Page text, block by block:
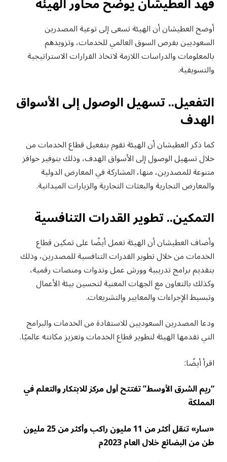
أوضح العطيشان أن الهيئة تسعى إلى توعية المصدرين
السعوديين بفرص السوق العالمي للخدمات، وتزويدهم
بالمعلومات والدراسات اللازمة لاتخاذ القرارات الاستراتيجية
والتسويقية.
التفعيل.. تسهيل الوصول إلى الأسواق
الهدف
كما ذكر العطيشان أن الهيئة تقوم بتفعيل قطاع الخدمات من
خلال تسهيل الوصول إلى الأسواق الهدف، وذلك بتوفير حوافز
متنوعة للمصدرين، منها، المشاركة في المعارض الدولية
والمعارض التجارية والبعثات التجارية والزيارات الميدانية.
التمكين.. تطوير القدرات التنافسية
وأضاف العطيشان أن الهيئة تعمل أيضًا على تمكين قطاع
الخدمات من خلال تطوير القدرات التنافسية للمصدرين، وذلك
بتقديم برامج تدريبية وورش عمل وندوات ومنصات رقمية،
وكذلك بالتعاون مع الجهات المعنية لتحسين بيئة الأعمال
وتبسيط الإجراءات والمعايير والتشريعات.
ودعا المصدرين السعوديين للاستفادة من الخدمات والبرامج
التي تقدمها الهيئة لتطوير قطاع الخدمات وتعزيز مكانته عالميًا.
اقرأ أيضًا:
“ريم الشرق الأوسط” تفتتح أول مركز للابتكار والتعلم في
المملكة
«سار» تنقل أكثر من 11 مليون راكب وأكثر من 25 مليون
طن من البضائع خلال العام 2023م